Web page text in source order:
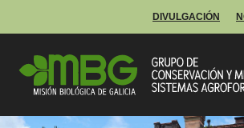
DIVULGACIÓN